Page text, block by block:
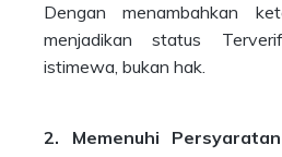
Dengan menambahkan
menjadikan status
istimewa, bukan hak.
2. Memenuhi